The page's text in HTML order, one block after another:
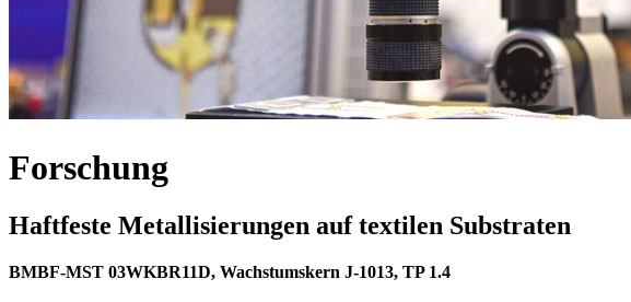
Forschung
Haftfeste Metallisierungen auf textilen Substraten
BMBF-MST 03WKBR11D, Wachstumskern J-1013, TP 1.4